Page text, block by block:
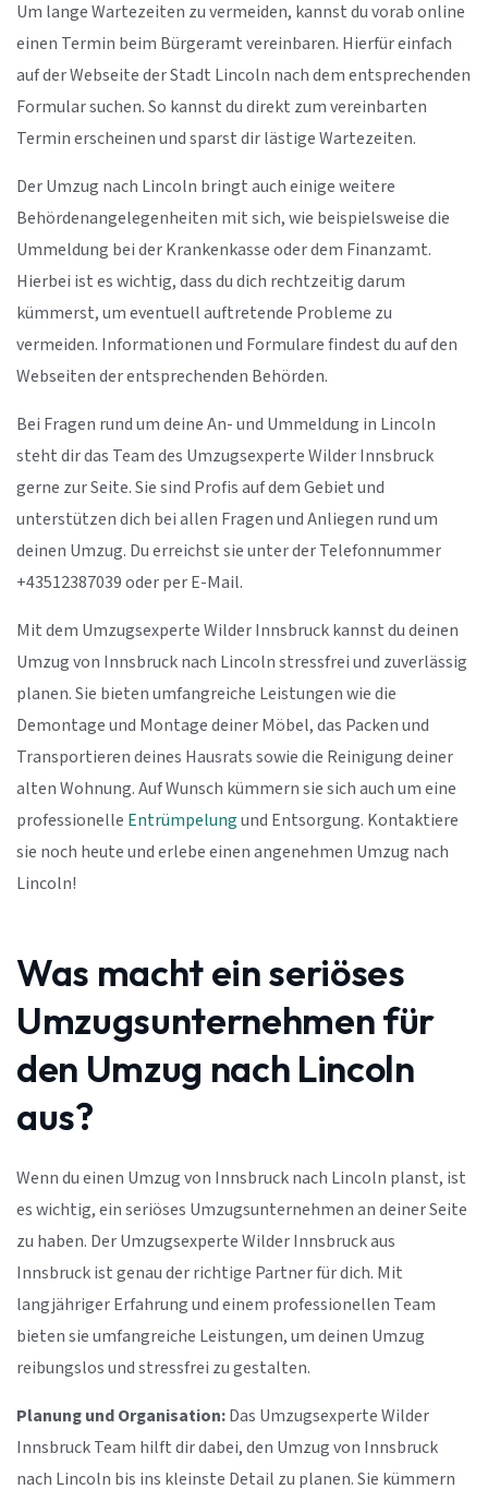
Um lange Wartezeiten zu vermeiden, kannst du vorab online
einen Termin beim Bürgeramt vereinbaren. Hierfür einfach
auf der Webseite der Stadt Lincoln nach dem entsprechenden
Formular suchen. So kannst du direkt zum vereinbarten
Termin erscheinen und sparst dir lästige Wartezeiten.
Der Umzug nach Lincoln bringt auch einige weitere
Behördenangelegenheiten mit sich, wie beispielsweise die
Ummeldung bei der Krankenkasse oder dem Finanzamt.
Hierbei ist es wichtig, dass du dich rechtzeitig darum
kümmerst, um eventuell auftretende Probleme zu
vermeiden. Informationen und Formulare findest du auf den
Webseiten der entsprechenden Behörden.
Bei Fragen rund um deine An- und Ummeldung in Lincoln
steht dir das Team des Umzugsexperte Wilder Innsbruck
gerne zur Seite. Sie sind Profis auf dem Gebiet und
unterstützen dich bei allen Fragen und Anliegen rund um
deinen Umzug. Du erreichst sie unter der Telefonnummer
+43512387039 oder per E-Mail.
Mit dem Umzugsexperte Wilder Innsbruck kannst du deinen
Umzug von Innsbruck nach Lincoln stressfrei und zuverlässig
planen. Sie bieten umfangreiche Leistungen wie die
Demontage und Montage deiner Möbel, das Packen und
Transportieren deines Hausrats sowie die Reinigung deiner
alten Wohnung. Auf Wunsch kümmern sie sich auch um eine
professionelle Entrümpelungund Entsorgung. Kontaktiere
sie noch heute und erlebe einen angenehmen Umzug nach
Lincoln!
Was macht ein seriöses
Umzugsunternehmen für
den Umzug nach Lincoln
aus?
Wenn du einen Umzug von Innsbruck nach Lincoln planst, ist
es wichtig, ein seriöses Umzugsunternehmen an deiner Seite
zu haben. Der Umzugsexperte Wilder Innsbruck aus
Innsbruck ist genau der richtige Partner für dich. Mit
langjähriger Erfahrung und einem professionellen Team
bieten sie umfangreiche Leistungen, um deinen Umzug
reibungslos und stressfrei zu gestalten.
Planung und Organisation:Das Umzugsexperte Wilder
Innsbruck Team hilft dir dabei, den Umzug von Innsbruck
nach Lincoln bis ins kleinste Detail zu planen. Sie kümmern